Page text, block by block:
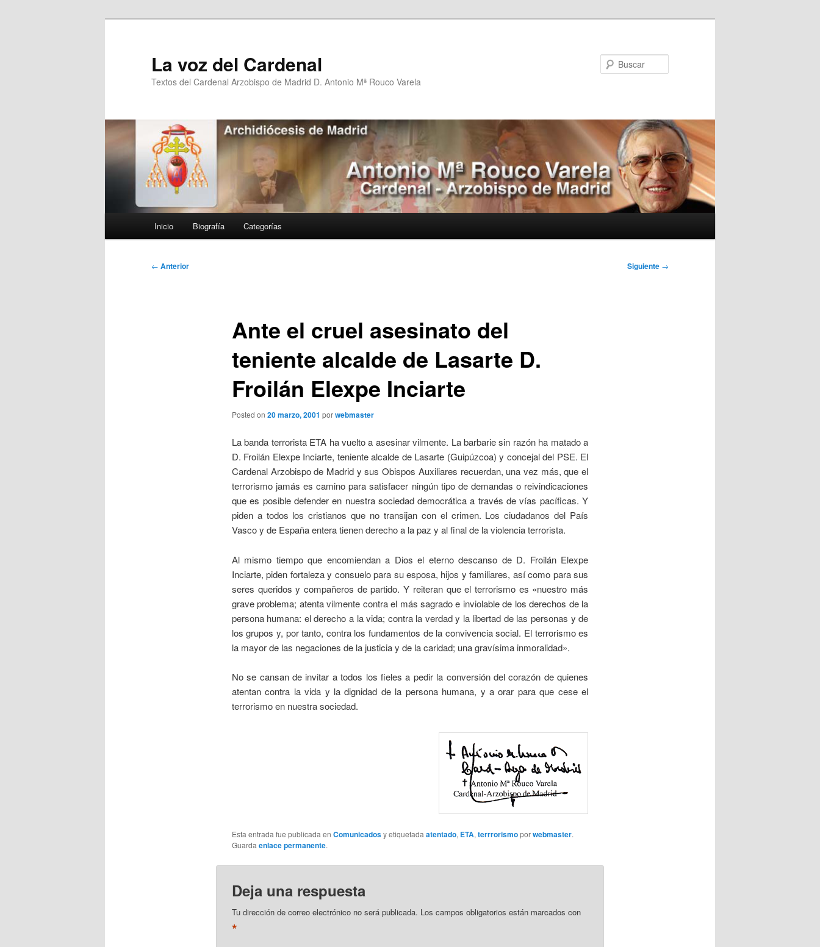
La voz del Cardenal
Textos del Cardenal Arzobispo de Madrid D. Antonio Mª Rouco Varela
Inicio Biografía Categorías
Navegación
← Anterior Siguiente →
Ante el cruel asesinato del
teniente alcalde de Lasarte D.
Froilán Elexpe Inciarte
Posted on 20 marzo, 2001 porwebmaster
La banda terrorista ETA ha vuelto a asesinar vilmente. La barbarie sin razón ha matado a
D. Froilán Elexpe Inciarte, teniente alcalde de Lasarte (Guipúzcoa) y concejal del PSE. El
Cardenal Arzobispo de Madrid y sus Obispos Auxiliares recuerdan, una vez más, que el
terrorismo jamás es camino para satisfacer ningún tipo de demandas o reivindicaciones
que es posible defender en nuestra sociedad democrática a través de vías pacíficas.Y
piden a todos los cristianos que no transijan con el crimen. Los ciudadanos del País
Vasco y de España entera tienen derecho a la paz y al final de la violencia terrorista.
Al mismo tiempo que encomiendan a Dios el eterno descanso de D. Froilán Elexpe
Inciarte, piden fortaleza y consuelo para su esposa, hijos y familiares, así como para sus
seres queridos y compañeros de partido. Y reiteran que el terrorismo es «nuestro más
grave problema; atenta vilmente contra el más sagrado e inviolable de los derechos de la
persona humana: el derecho a la vida; contra la verdad y la libertad de las personas y de
los grupos y, por tanto, contra los fundamentos de la convivencia social. El terrorismo es
la mayor de las negaciones de la justicia y de la caridad; una gravísima inmoralidad».
No se cansan de invitar a todos los fieles a pedir la conversión del corazón de quienes
atentan contra la vida y la dignidad de la persona humana, y a orar para que cese el
terrorismo en nuestra sociedad.
Esta entrada fue publicada en Comunicadosy etiquetada atentado, ETA, terrrorismoporwebmaster.
Guarda enlace permanente.
Deja una respuesta
Tu dirección de correo electrónico no será publicada. Los campos obligatorios están marcados con
*